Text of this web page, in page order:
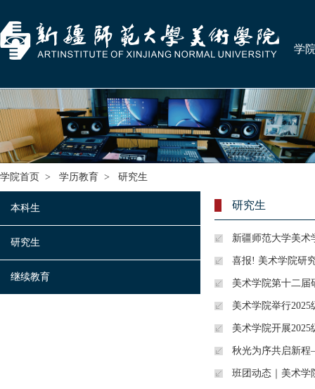
学
学院首页 > 学历教育 > 研究生
本科生
研究生
继续教育
研究生
新疆师范大学美术
喜报! 美术学院研
美术学院第十二届
美术学院举行
美术学院开展
秋光为序共启新程
班团动态｜美术学